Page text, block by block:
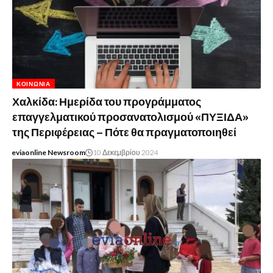
ΚΟΙΝΩΝΊΑ
Χαλκίδα: Ημερίδα του προγράμματος
επαγγελματικού προσανατολισμού «ΠΥΞΙΔΑ»
της Περιφέρειας – Πότε θα πραγματοποιηθεί
eviaonline Newsroom 10 Δεκεμβρίου 2024